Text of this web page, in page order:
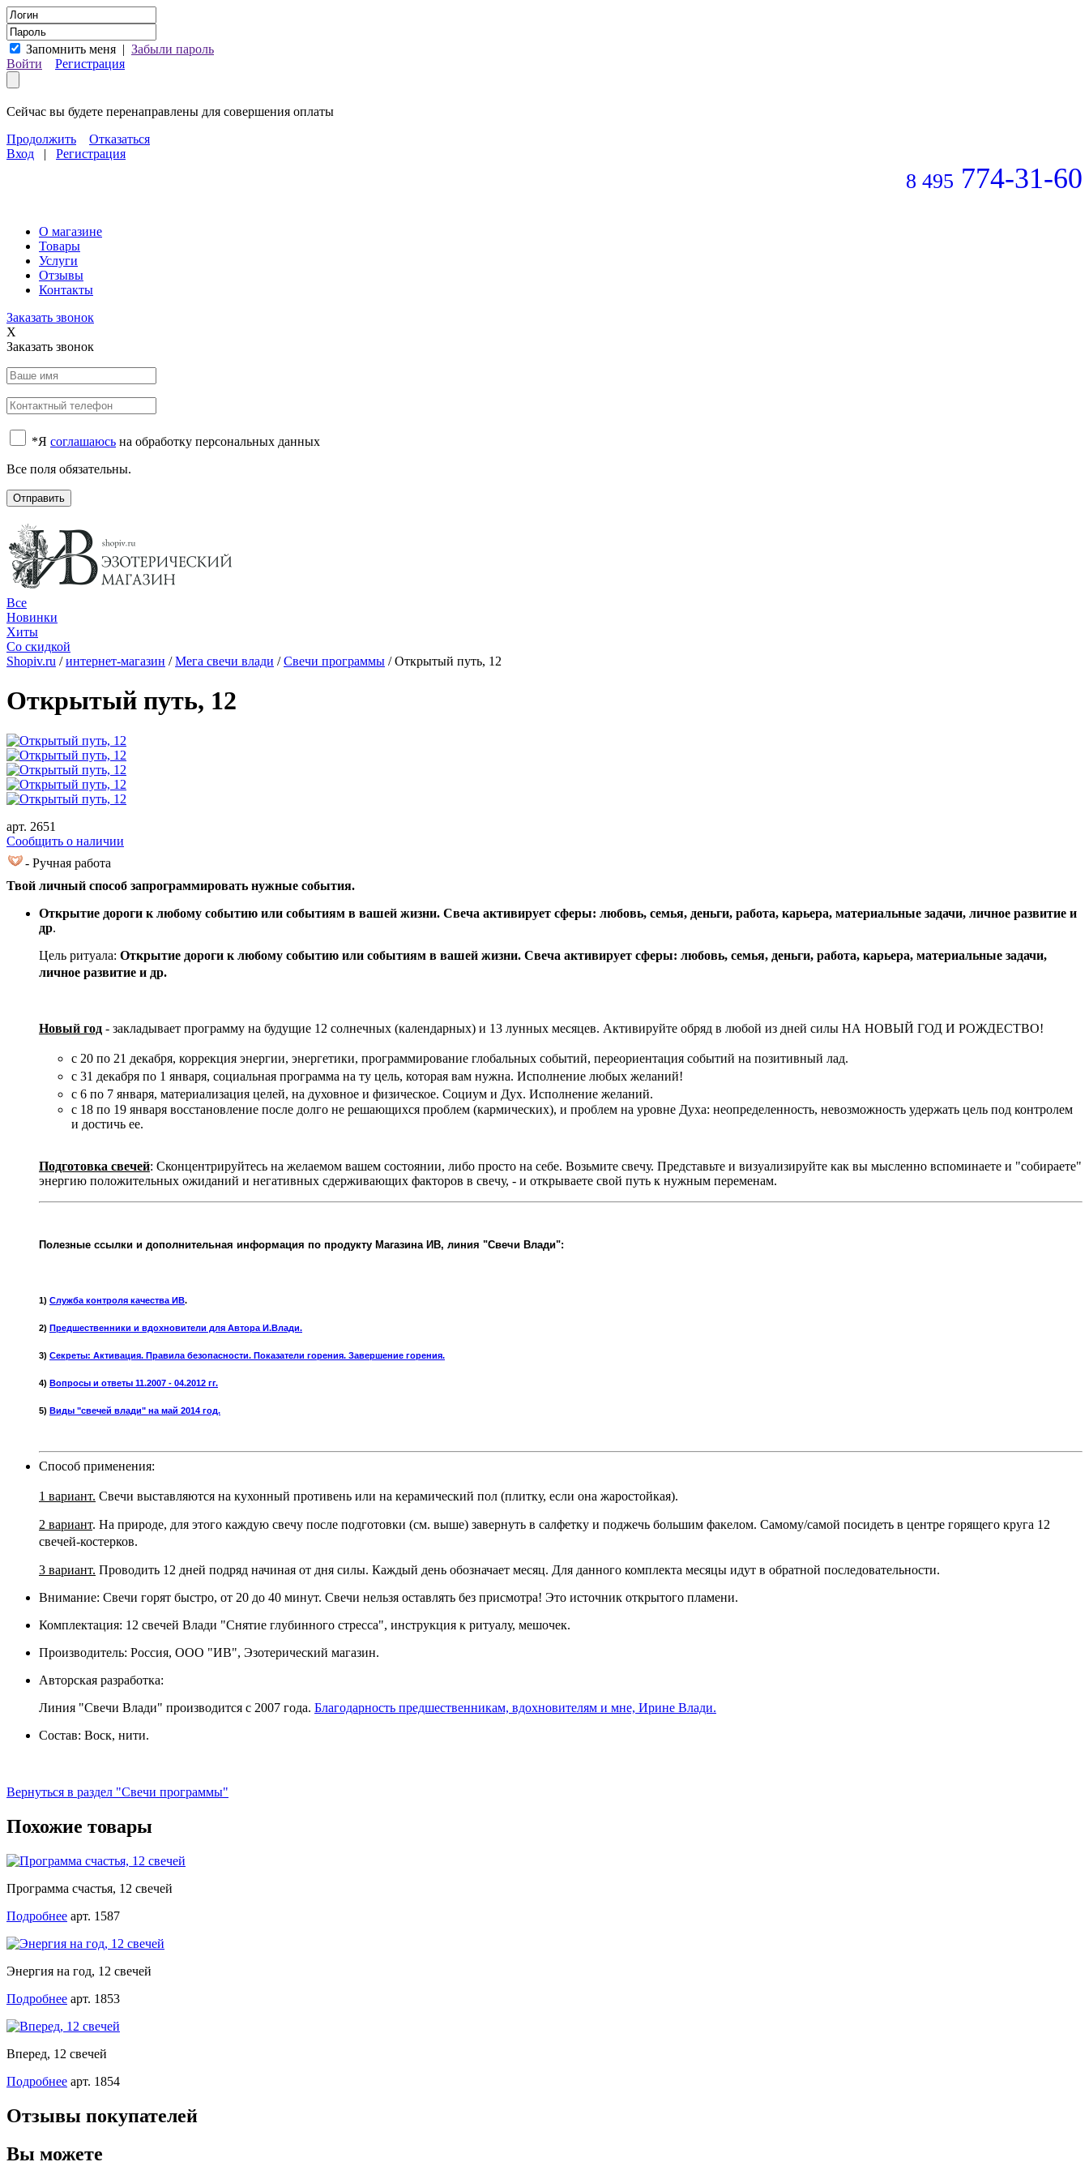
Запомнить меня | Забыли пароль
Войти
Регистрация
Сейчас вы будете перенаправлены для совершения оплаты
Продолжить
Отказаться
Вход | Регистрация
8 495 774-31-60
О магазине
Товары
Услуги
Отзывы
Контакты
Заказать звонок
X
Заказать звонок
*Я соглашаюсь на обработку персональных данных
Все поля обязательны.
Отправить
Все
Новинки
Хиты
Со скидкой
Shopiv.ru /интернет-магазин /Мега свечи влади /Свечи программы /Открытый путь, 12
Открытый путь, 12
арт. 2651
Cообщить о наличии
- Ручная работа
Твой личный способ запрограммировать нужные события.
Открытие дороги к любому событию или событиям в вашей жизни. Свеча активирует сферы: любовь, семья, деньги, работа, карьера, материальные задачи, личное развитие и
др.
Цель ритуала: Открытие дороги к любому событию или событиям в вашей жизни. Свеча активирует сферы: любовь, семья, деньги, работа, карьера, материальные задачи,
личное развитие и др.
Новый год - закладывает программу на будущие 12 солнечных (календарных) и 13 лунных месяцев. Активируйте обряд в любой из дней силы НА НОВЫЙ ГОД И РОЖДЕСТВО!
с 20 по 21 декабря, коррекция энергии, энергетики, программирование глобальных событий, переориентация событий на позитивный лад.
c 31 декабря по 1 января, социальная программа на ту цель, которая вам нужна. Исполнение любых желаний!
с 6 по 7 января, материализация целей, на духовное и физическое. Социум и Дух. Исполнение желаний.
с 18 по 19 января восстановление после долго не решающихся проблем (кармических), и проблем на уровне Духа: неопределенность, невозможность удержать цель под контролем
и достичь ее.
Подготовка свечей: Сконцентрируйтесь на желаемом вашем состоянии, либо просто на себе. Возьмите свечу. Представьте и визуализируйте как вы мысленно вспоминаете и "собираете"
энергию положительных ожиданий и негативных сдерживающих факторов в свечу, - и открываете свой путь к нужным переменам.
Полезные ссылки и дополнительная информация по продукту Магазина ИВ, линия "Свечи Влади":
1) Служба контроля качества ИВ.
2) Предшественники и вдохновители для Автора И.Влади.
3) Секреты: Активация. Правила безопасности. Показатели горения. Завершение горения.
4) Вопросы и ответы 11.2007 - 04.2012 гг.
5) Виды "свечей влади" на май 2014 год.
Способ применения:
1 вариант. Свечи выставляются на кухонный противень или на керамический пол (плитку, если она жаростойкая).
2 вариант. На природе, для этого каждую свечу после подготовки (см. выше) завернуть в салфетку и поджечь большим факелом. Самому/самой посидеть в центре горящего круга 12
свечей-костерков.
3 вариант. Проводить 12 дней подряд начиная от дня силы. Каждый день обозначает месяц. Для данного комплекта месяцы идут в обратной последовательности.
Внимание: Свечи горят быстро, от 20 до 40 минут. Свечи нельзя оставлять без присмотра! Это источник открытого пламени.
Комплектация: 12 свечей Влади "Снятие глубинного стресса", инструкция к ритуалу, мешочек.
Производитель: Россия, ООО "ИВ", Эзотерический магазин.
Авторская разработка:
Линия "Свечи Влади" производится с 2007 года. Благодарность предшественникам, вдохновителям и мне, Ирине Влади.
Состав: Воск, нити.
Вернуться в раздел "Свечи программы"
Похожие товары
Программа счастья, 12 свечей
Подробнее арт. 1587
Энергия на год, 12 свечей
Подробнее арт. 1853
Вперед, 12 свечей
Подробнее арт. 1854
Отзывы покупателей
Вы можете